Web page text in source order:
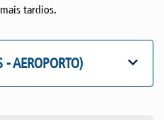
tardios.
AEROPORTO)